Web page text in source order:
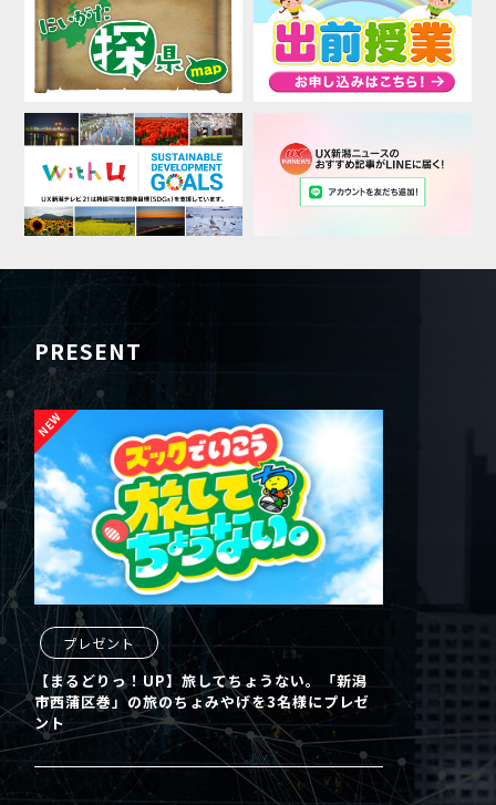
PRESENT
プレゼント
【まるどりっ！UP】旅してちょうない。「新潟
市西蒲区巻」の旅のちょみやげを3名様にプレゼ
ント